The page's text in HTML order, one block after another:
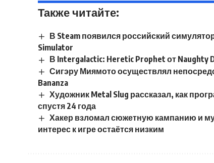
Также читайте:
В Steam появился российский
Simulator
В Intergalactic: Heretic Prophet от Naughty
Сигэру Миямото осуществлял
Bananza
Художник Metal Slug рассказал, как
спустя 24 года
Хакер взломал сюжетную кампанию и
интерес к игре остаётся низким